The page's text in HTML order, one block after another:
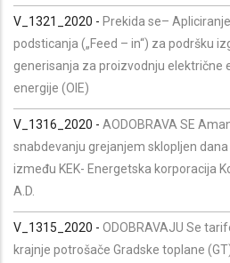
V_1321_2020 - Prekida se–
podsticanja („Feed – in“) za podršku
generisanja za proizvodnju električne
energije (OIE)
V_1316_2020 - AODOBRAVA SE
snabdevanju grejanjem sklopljen dana
između KEK- Energetska korporacija
A.D.
V_1315_2020 - ODOBRAVAJU Se
krajnje potrošače Gradske toplane